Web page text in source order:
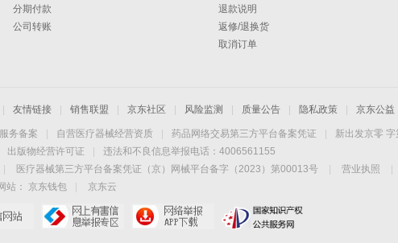
分期付款
公司转账
退款说明
返修/退换货
取消订单
友情链接 销售联盟 京东社区 风险监测 质量公告 隐私政策 京东公益
务备案 自营医疗器械经营资质 药品网络交易第三方平台备案凭证
新出发京零
出版物经营许可证
违法和不良信息举报电话：4006561155
医疗器械第三方平台备案凭证（京）网械平台备字（2023）第00013号 营业执照
站：
京东钱包
京东云